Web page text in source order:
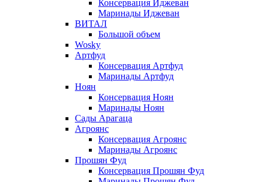
Консервация Иджеван
Маринады Иджеван
ВИТАЛ
Большой объем
Wosky
Артфуд
Консервация Артфуд
Маринады Артфуд
Ноян
Консервация Ноян
Маринады Ноян
Сады Арагаца
Агроянс
Консервация Агроянс
Маринады Агроянс
Прошян Фуд
Консервация Прошян Фуд